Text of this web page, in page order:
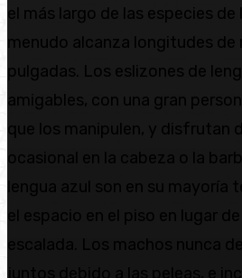
el más largo de las especies de
menudo alcanza longitudes de
pulgadas. Los eslizones de
amigables, con una gran